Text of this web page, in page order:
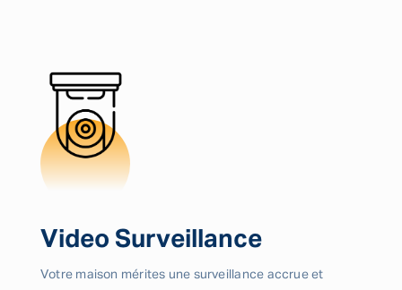
Video Surveillance
Votre maison mérites une surveillance accrue et